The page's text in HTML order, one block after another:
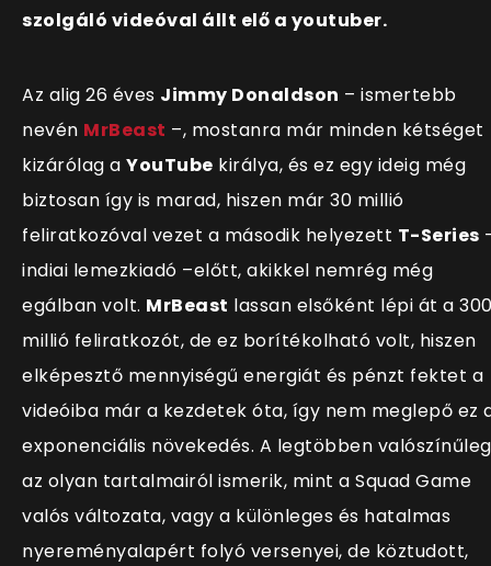
szolgáló videóval állt elő a youtuber.
Az alig 26 éves Jimmy Donaldson – ismertebb
nevén MrBeast –, mostanra már minden kétséget
kizárólag a YouTube királya, és ez egy ideig még
biztosan így is marad, hiszen már 30 millió
feliratkozóval vezet a második helyezett T-Series
indiai lemezkiadó –előtt, akikkel nemrég még
egálban volt. MrBeast lassan elsőként lépi át a
millió feliratkozót, de ez borítékolható volt, hiszen
elképesztő mennyiségű energiát és pénzt fektet a
videóiba már a kezdetek óta, így nem meglepő ez
exponenciális növekedés. A legtöbben valószínűleg
az olyan tartalmairól ismerik, mint a Squad Game
valós változata, vagy a különleges és hatalmas
nyereményalapért folyó versenyei, de köztudott,